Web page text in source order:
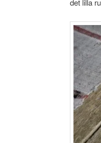
det lilla